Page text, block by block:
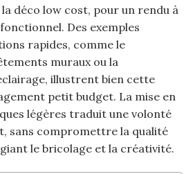
déco low cost, pour un rendu à
Des exemples
rapides, comme le
muraux ou la
illustrent bien cette
petit budget. La mise en
légères traduit une volonté
sans compromettre la qualité
le bricolage et la créativité.